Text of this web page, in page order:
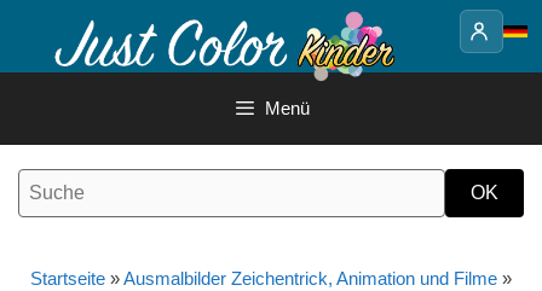
Inhalt
Menü
Startseite »Ausmalbilder Zeichentrick, Animation und Filme »